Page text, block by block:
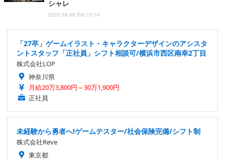
シャレ
2026.08.08 Sat 15:10
「27卒」ゲームイラスト・キャラクターデザインのアシスタ
ントスタッフ「正社員」シフト相談可/横浜市西区南幸2丁目
株式会社LOP
神奈川県
月給20万3,800円～30万1,900円
正社員
未経験から勇者へ!ゲームテスター/社会保険完備/シフト制
株式会社Reve
東京都